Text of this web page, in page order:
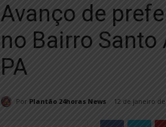
Avanço de
no Bairro
PA
Por Plantão 24horas News 12 de janeiro de